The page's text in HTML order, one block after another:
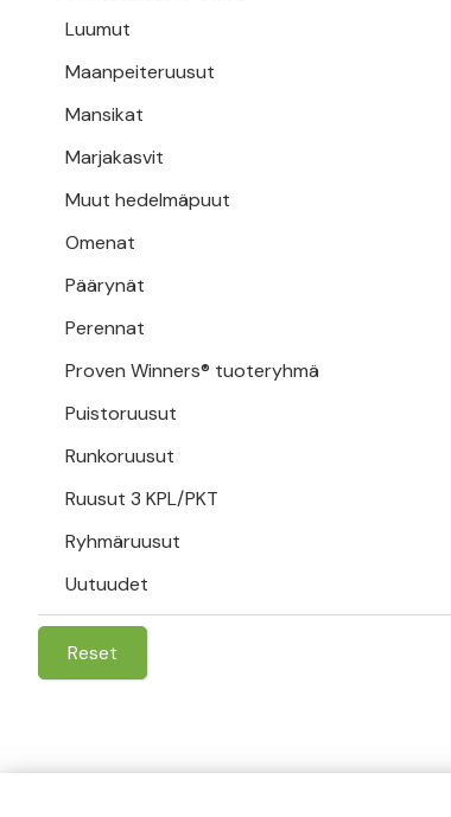
Luumut
Maanpeiteruusut
Mansikat
Marjakasvit
Muut hedelmäpuut
Omenat
Päärynät
Perennat
Proven Winners® tuoteryhmä
Puistoruusut
Runkoruusut
Ruusut 3 KPL/PKT
Ryhmäruusut
Uutuudet
Reset